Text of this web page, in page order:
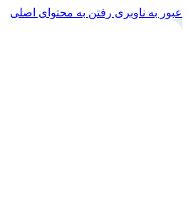
عبور به ناوبری رفتن به محتوای اصلی